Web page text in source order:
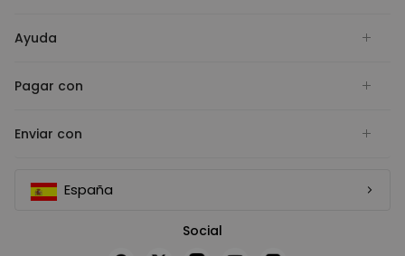
Ayuda
Pagar con
Enviar con
España
Social